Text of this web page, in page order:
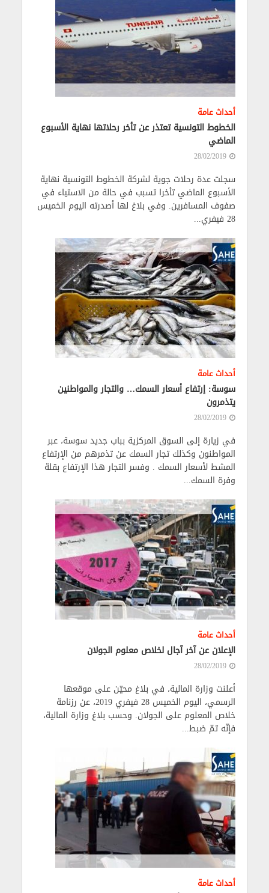
أحداث عامة
الخطوط التونسية تعتذر عن تأخر رحلاتها نهاية الأسبوع
الماضي
28/02/2019
سجلت عدة رحلات جوية لشركة الخطوط التونسية نهاية
الأسبوع الماضي تأخرا تسبب في حالة من الاستياء في
صفوف المسافرين. وفي بلاغ لها أصدرته اليوم الخميس
28 فيفري...
أحداث عامة
سوسة: إرتفاع أسعار السمك… والتجار والمواطنين
يتذمرون
28/02/2019
في زيارة إلى السوق المركزية بباب جديد سوسة، عبر
المواطنون وكذلك تجار السمك عن تذمرهم من الإرتفاع
المشط لأسعار السمك . وفسر التجار هذا الإرتفاع بقلة
وفرة السمك...
أحداث عامة
الإعلان عن آخر آجال لخلاص معلوم الجولان
28/02/2019
أعلنت وزارة المالية، في بلاغ محيّن على موقعها
الرسمي، اليوم الخميس 28 فيفري 2019، عن رزنامة
خلاص المعلوم على الجولان. وحسب بلاغ وزارة المالية،
فإنّه تمّ ضبط...
أحداث عامة